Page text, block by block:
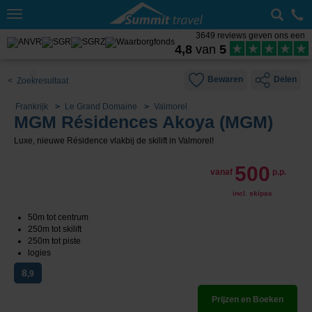
Toggle
3649 reviews geven ons een
4,8 van 5
< Zoekresultaat Bewaren Delen
Frankrijk Le Grand Domaine Valmorel
MGM Résidences Akoya (MGM)
Luxe, nieuwe Résidence vlakbij de skilift in Valmorel!
vanaf 500 p.p.
incl. skipas
50m tot centrum
250m tot skilift
250m tot piste
logies
8,9
Prijzen en Boeken